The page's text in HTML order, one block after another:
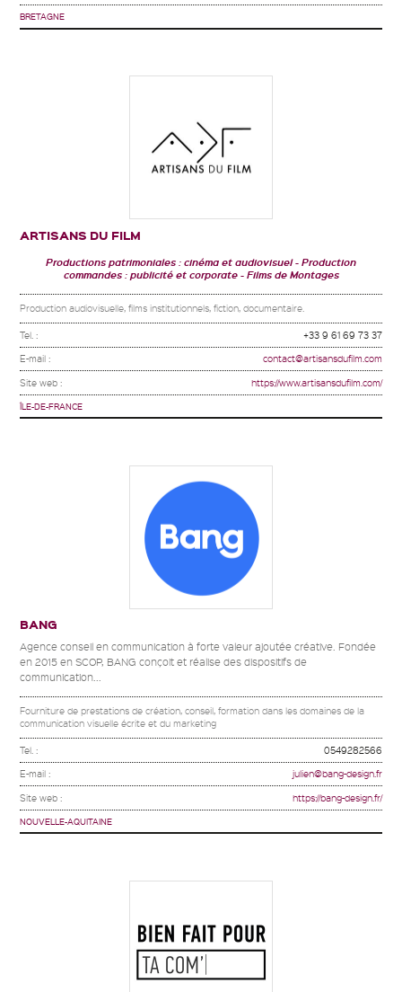
BRETAGNE
ARTISANS DU FILM
Productions patrimoniales : cinéma et audiovisuel
Production
commandes : publicité et corporate
Films de Montages
Production audiovisuelle, films institutionnels, fiction, documentaire.
Tel. : +33 9 61 69 73 37
E-mail : contact@artisansdufilm.com
Site web : https://www.artisansdufilm.com/
ÎLE-DE-FRANCE
BANG
Agence conseil en communication à forte valeur ajoutée créative. Fondée
en 2015 en SCOP, BANG conçoit et réalise des dispositifs de
communication...
Fourniture de prestations de création, conseil, formation dans les domaines de la
communication visuelle écrite et du marketing
Tel. : 0549282566
E-mail : julien@bang-design.fr
Site web : https://bang-design.fr/
NOUVELLE-AQUITAINE